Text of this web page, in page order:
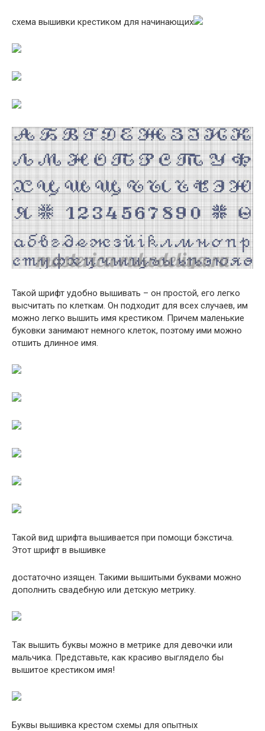
схема вышивки крестиком для начинающих
Такой шрифт удобно вышивать – он простой, его легко
высчитать по клеткам. Он подходит для всех случаев, им
можно легко вышить имя крестиком. Причем маленькие
буковки занимают немного клеток, поэтому ими можно
отшить длинное имя.
Такой вид шрифта вышивается при помощи бэкстича.
Этот шрифт в вышивке
достаточно изящен. Такими вышитыми буквами можно
дополнить свадебную или детскую метрику.
Так вышить буквы можно в метрике для девочки или
мальчика. Представьте, как красиво выглядело бы
вышитое крестиком имя!
Буквы вышивка крестом схемы для опытных